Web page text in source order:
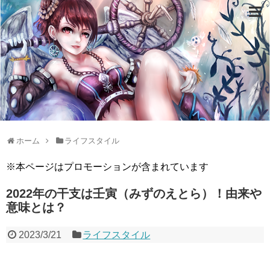
ホーム ライフスタイル
※本ページはプロモーションが含まれています
2022年の干支は壬寅（みずのえとら）！由来や
意味とは？
2023/3/21 ライフスタイル